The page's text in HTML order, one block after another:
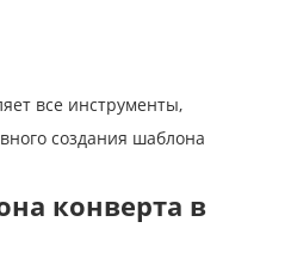
все инструменты,
создания шаблона
конверта в